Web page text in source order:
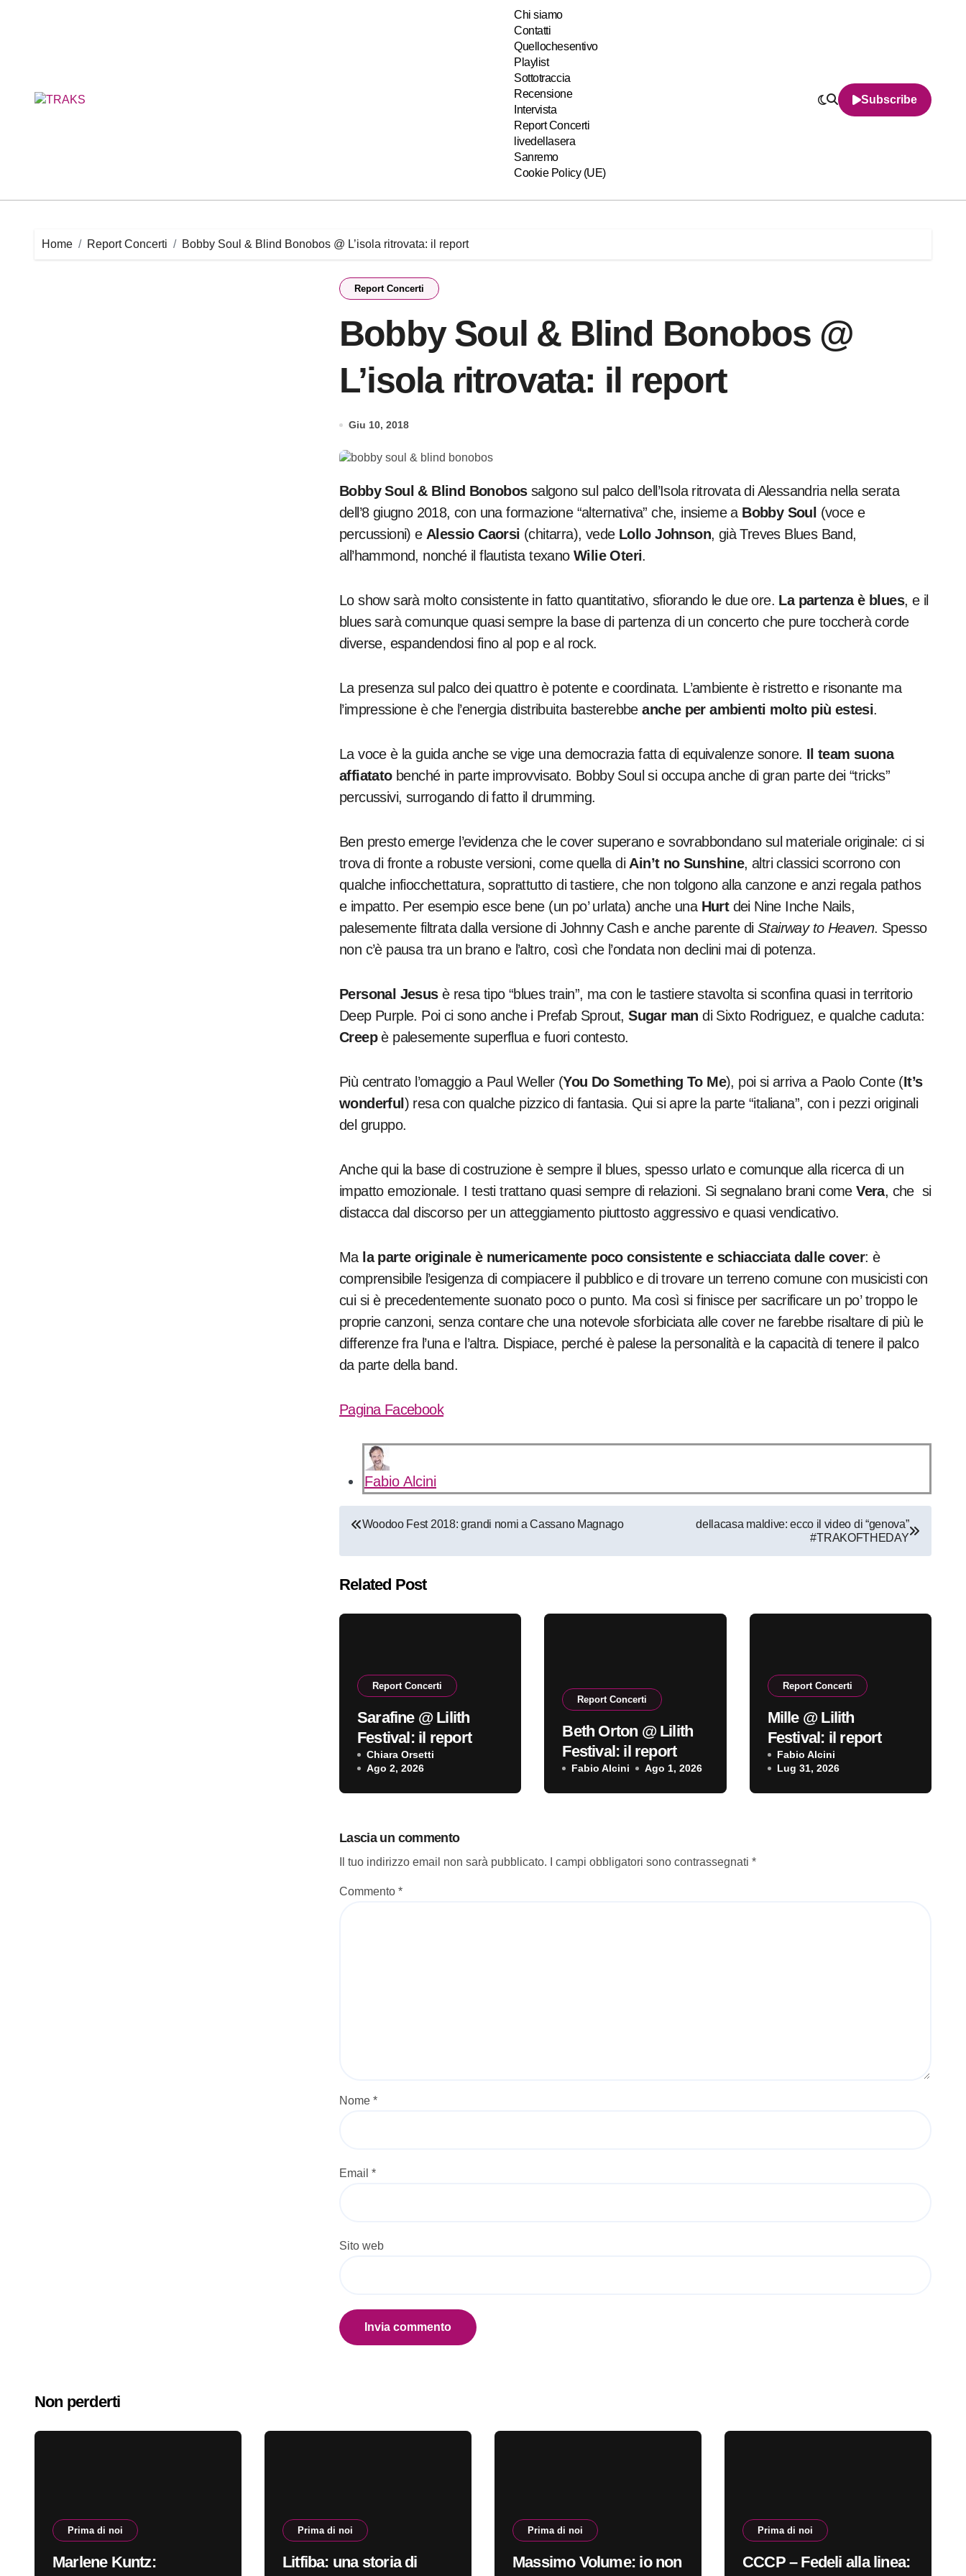
Chi siamo
Contatti
Quellochesentivo
Playlist
Sottotraccia
Recensione
Intervista
Report Concerti
livedellasera
Sanremo
Cookie Policy (UE)
Subscribe
Home Report Concerti Bobby Soul & Blind Bonobos @ L’isola ritrovata: il report
Report Concerti
Bobby Soul & Blind Bonobos @
L’isola ritrovata: il report
Giu 10, 2018
Bobby Soul & Blind Bonobossalgono sul palco dell’Isola ritrovata di Alessandria nella serata
dell’8 giugno 2018, con una formazione “alternativa” che, insieme a Bobby Soul (voce e
percussioni) e Alessio Caorsi (chitarra), vede Lollo Johnson, già Treves Blues Band,
all’hammond, nonché il flautista texano Wilie Oteri.
Lo show sarà molto consistente in fatto quantitativo, sfiorando le due ore. La partenza è blues, e il
blues sarà comunque quasi sempre la base di partenza di un concerto che pure toccherà corde
diverse, espandendosi fino al pop e al rock.
La presenza sul palco dei quattro è potente e coordinata. L’ambiente è ristretto e risonante ma
l’impressione è che l’energia distribuita basterebbeanche per ambienti molto più estesi.
La voce è la guida anche se vige una democrazia fatta di equivalenze sonore. Il team suona
affiatatobenché in parte improvvisato. Bobby Soul si occupa anche di gran parte dei “tricks”
percussivi, surrogando di fatto il drumming.
Ben presto emerge l’evidenza che le cover superano e sovrabbondano sul materiale originale: ci si
trova di fronte a robuste versioni, come quella di Ain’t no Sunshine, altri classici scorrono con
qualche infiocchettatura, soprattutto di tastiere, che non tolgono alla canzone e anzi regala pathos
e impatto. Per esempio esce bene (un po’ urlata) anche una Hurtdei Nine Inche Nails,
palesemente filtrata dalla versione di Johnny Cash e anche parente di Stairway to Heaven. Spesso
non c’è pausa tra un brano e l’altro, così che l’ondata non declini mai di potenza.
Personal Jesusè resa tipo “blues train”, ma con le tastiere stavolta si sconfina quasi in territorio
Deep Purple. Poi ci sono anche i Prefab Sprout,Sugar man di Sixto Rodriguez, e qualche caduta:
Creepè palesemente superflua e fuori contesto.
Più centrato l’omaggio a Paul Weller (You Do Something To Me), poi si arriva a Paolo Conte (It’s
wonderful ) resa con qualche pizzico di fantasia. Qui si apre la parte “italiana”, con i pezzi originali
del gruppo.
Anche qui la base di costruzione è sempre il blues, spesso urlato e comunque alla ricerca di un
impatto emozionale. I testi trattano quasi sempre di relazioni. Si segnalano brani comeVera, che si
distacca dal discorso per un atteggiamento piuttosto aggressivo e quasi vendicativo.
Ma la parte originale è numericamente poco consistente e schiacciata dalle cover: è
comprensibile l’esigenza di compiacere il pubblico e di trovare un terreno comune con musicisti con
cui si è precedentemente suonato poco o punto. Ma così si finisce per sacrificare un po’ troppo le
proprie canzoni, senza contare che una notevole sforbiciata alle cover ne farebbe risaltare di più le
differenze fra l’una e l’altra. Dispiace, perché è palese la personalità e la capacità di tenere il palco
da parte della band.
Pagina Facebook
Fabio Alcini
Navigazione
articoli
Woodoo Fest 2018: grandi nomi a Cassano Magnago
dellacasa maldive: ecco il video di “genova”
#TRAKOFTHEDAY
Related Post
Report Concerti
Sarafine @ Lilith
Festival: il report
Chiara Orsetti
Ago 2, 2026
Report Concerti
Beth Orton @ Lilith
Festival: il report
Fabio Alcini Ago 1, 2026
Report Concerti
Mille @ Lilith
Festival: il report
Fabio Alcini
Lug 31, 2026
Lascia un commento
Il tuo indirizzo email non sarà pubblicato. I campi obbligatori sono contrassegnati *
Commento *
Nome *
Email *
Sito web
Non perderti
Prima di noi
Marlene Kuntz:
Prima di noi
Litfiba: una storia di
Prima di noi
Massimo Volume: io non
Prima di noi
CCCP – Fedeli alla linea: